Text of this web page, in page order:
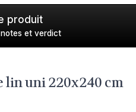
produit
et verdict
lin uni 220x240 cm